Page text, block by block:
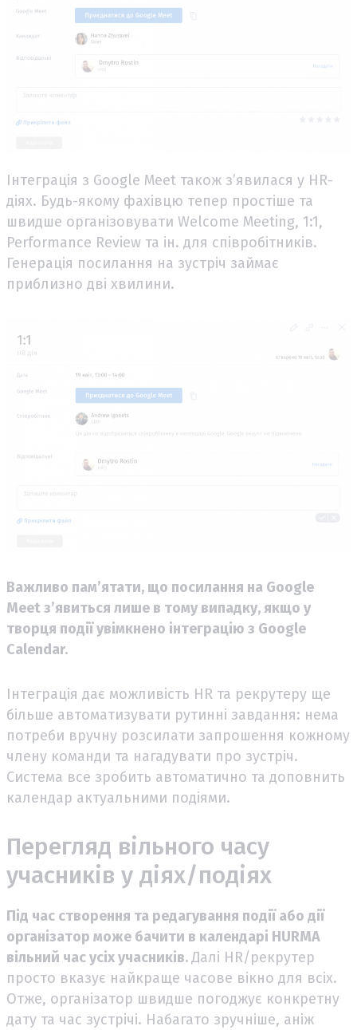
Інтеграція з Google Meet також з’явилася у HR-
діях. Будь-якому фахівцю тепер простіше та
швидше організовувати Welcome Meeting, 1:1,
Performance Review та ін. для співробітників.
Генерація посилання на зустріч займає
приблизно дві хвилини.
Важливо пам’ятати, що посилання на Google
Meet з’явиться лише в тому випадку, якщо у
творця події увімкнено інтеграцію з Google
Calendar.
Інтеграція дає можливість HR та рекрутеру ще
більше автоматизувати рутинні завдання: нема
потреби вручну розсилати запрошення кожному
члену команди та нагадувати про зустріч.
Система все зробить автоматично та доповнить
календар актуальними подіями.
Перегляд вільного часу
учасників у діях/подіях
Під час створення та редагування події або дії
організатор може бачити в календарі HURMA
вільний час усіх учасників.Далі HR/рекрутер
просто вказує найкраще часове вікно для всіх.
Отже, організатор швидше погоджує конкретну
дату та час зустрічі. Набагато зручніше, аніж